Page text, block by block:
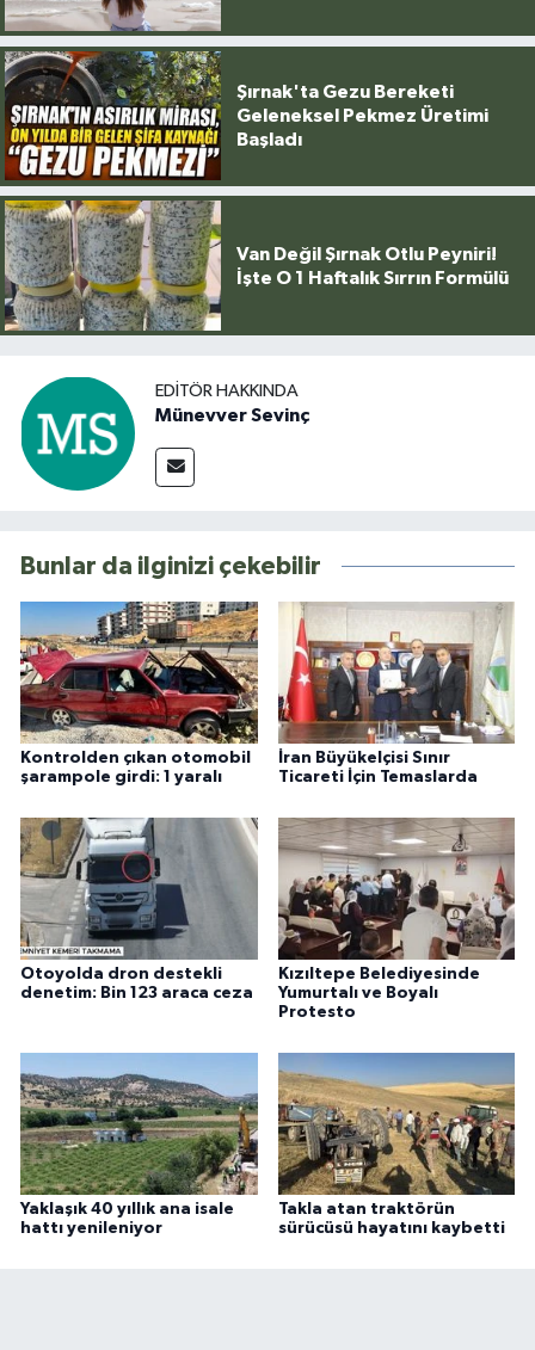
Şırnak'ta Gezu Bereketi
Geleneksel Pekmez Üretimi
Başladı
Van Değil Şırnak Otlu Peyniri!
İşte O 1 Haftalık Sırrın Formülü
EDITÖR HAKKINDA
Münevver Sevinç
Bunlar da ilginizi çekebilir
Kontrolden çıkan otomobil
şarampole girdi: 1 yaralı
İran Büyükelçisi Sınır
Ticareti İçin Temaslarda
Otoyolda dron destekli
denetim: Bin 123 araca ceza
Kızıltepe Belediyesinde
Yumurtalı ve Boyalı
Protesto
Yaklaşık 40 yıllık ana isale
hattı yenileniyor
Takla atan traktörün
sürücüsü hayatını kaybetti